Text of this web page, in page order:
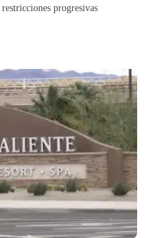
restricciones progresivas